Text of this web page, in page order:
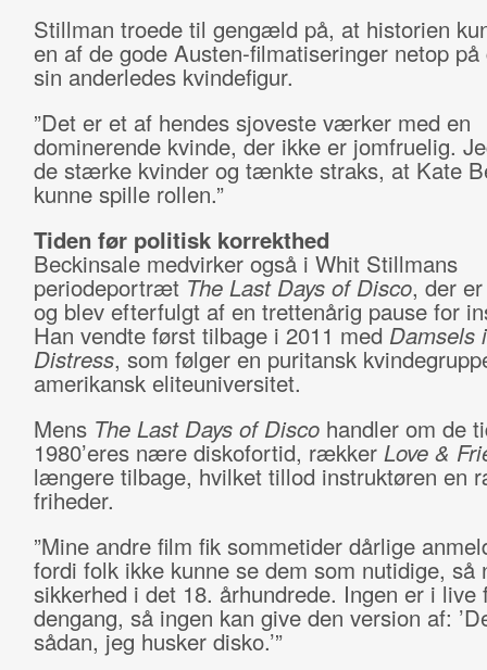
Stillman troede til gengæld på, at historien
en af de gode Austen-filmatiseringer netop på
sin anderledes kvindefigur.
”Det er et af hendes sjoveste værker med en
dominerende kvinde, der ikke er jomfruelig.
de stærke kvinder og tænkte straks, at Kate
kunne spille rollen.”
Tiden før politisk korrekthed
Beckinsale medvirker også i Whit Stillmans
periodeportræt The Last Days of Disco, der
og blev efterfulgt af en trettenårig pause for
Han vendte først tilbage i 2011 med Damsels
Distress, som følger en puritansk
amerikansk eliteuniversitet.
Mens The Last Days of Disco handler om de
1980’eres nære diskofortid, rækker Love &
længere tilbage, hvilket tillod instruktøren en
friheder.
”Mine andre film fik sommetider dårlige
fordi folk ikke kunne se dem som nutidige, så
sikkerhed i det 18. århundrede. Ingen er i live
dengang, så ingen kan give den version af:
sådan, jeg husker disko.’”